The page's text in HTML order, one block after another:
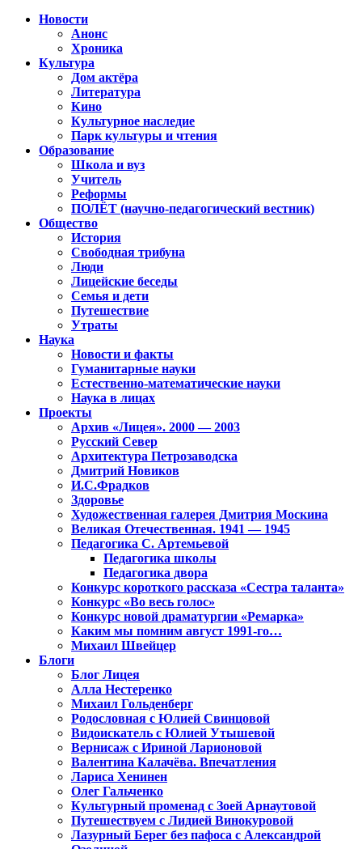
Новости
Анонс
Хроника
Культура
Дом актёра
Литература
Кино
Культурное наследие
Парк культуры и чтения
Образование
Школа и вуз
Учитель
Реформы
ПОЛЁТ (научно-педагогический вестник)
Общество
История
Свободная трибуна
Люди
Лицейские беседы
Семья и дети
Путешествие
Утраты
Наука
Новости и факты
Гуманитарные науки
Естественно-математические науки
Наука в лицах
Проекты
Архив «Лицея». 2000 — 2003
Русский Север
Архитектура Петрозаводска
Дмитрий Новиков
И.С.Фрадков
Здоровье
Художественная галерея Дмитрия Москина
Великая Отечественная. 1941 — 1945
Педагогика С. Артемьевой
Педагогика школы
Педагогика двора
Конкурс короткого рассказа «Сестра таланта»
Конкурс «Во весь голос»
Конкурс новой драматургии «Ремарка»
Каким мы помним август 1991-го…
Михаил Швейцер
Блоги
Блог Лицея
Алла Нестеренко
Михаил Гольденберг
Родословная с Юлией Свинцовой
Видоискатель с Юлией Утышевой
Вернисаж с Ириной Ларионовой
Валентина Калачёва. Впечатления
Лариса Хенинен
Олег Гальченко
Культурный променад с Зоей Арнаутовой
Путешествуем с Лидией Винокуровой
Лазурный Берег без пафоса с Александрой